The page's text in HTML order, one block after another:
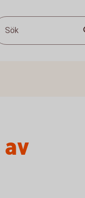
Sök